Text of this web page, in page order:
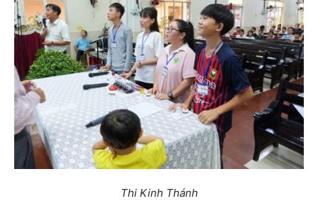
Thi Kinh Thánh